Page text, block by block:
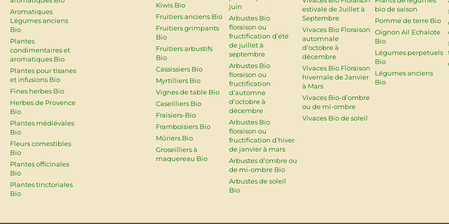
Aromatiques
Légumes anciens
Bio
Plantes
condimentaires et
aromatiques Bio
Plantes pour tisanes
et infusions Bio
Fines herbes Bio
Herbes de Provence
Bio
Plantes médiévales
Bio
Fleurs comestibles
Bio
Plantes officinales
Bio
Plantes tinctoriales
Bio
Kiwis Bio
Fruitiers anciens Bio
Fruitiers grimpants
Bio
Fruitiers arbustifs
Bio
Cassissiers Bio
Myrtilliers Bio
Vignes de table Bio
Caseilliers Bio
Fraisiers-Bio
Framboisiers Bio
Mûriers Bio
Groseilliers à
maquereau Bio
juin
Arbustes Bio
floraison ou
fructification d’été
de juillet à
septembre
Arbustes Bio
floraison ou
fructification
d’automne
d’octobre à
décembre
Arbustes Bio
floraison ou
fructification d’hiver
de janvier à mars
Arbustes d’ombre ou
de mi-ombre Bio
Arbustes de soleil
Bio
estivale de Juillet à
Septembre
Vivaces Bio Floraison
automnale
d’octobre à
décembre
Vivaces Bio Floraison
hivernale de Janvier
à Mars
Vivaces Bio-d’ombre
ou de mi-ombre
Vivaces Bio de soleil
bio de saison
Pomme de terre Bio
Oignon Ail Echalote
Bio
Légumes perpetuels
Bio
Légumes anciens
Bio